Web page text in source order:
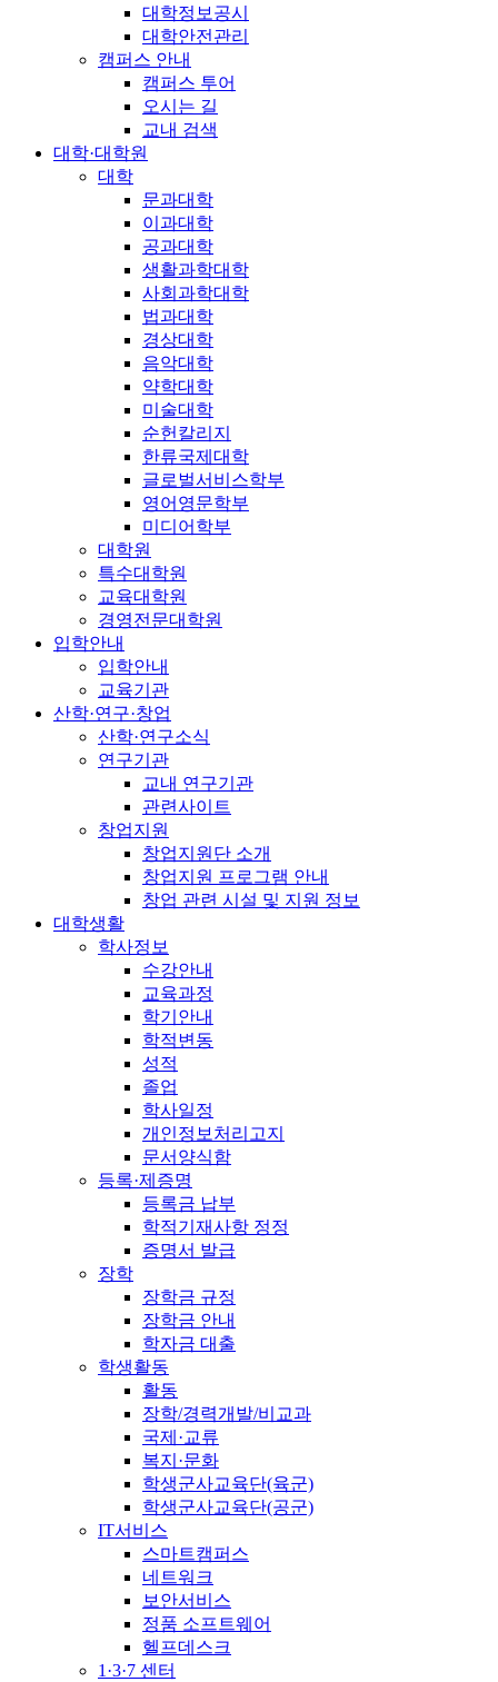
대학정보공시
대학안전관리
캠퍼스 안내
캠퍼스 투어
오시는 길
교내 검색
대학·대학원
대학
문과대학
이과대학
공과대학
생활과학대학
사회과학대학
법과대학
경상대학
음악대학
약학대학
미술대학
순헌칼리지
한류국제대학
글로벌서비스학부
영어영문학부
미디어학부
대학원
특수대학원
교육대학원
경영전문대학원
입학안내
입학안내
교육기관
산학·연구·창업
산학·연구소식
연구기관
교내 연구기관
관련사이트
창업지원
창업지원단 소개
창업지원 프로그램 안내
창업 관련 시설 및 지원 정보
대학생활
학사정보
수강안내
교육과정
학기안내
학적변동
성적
졸업
학사일정
개인정보처리고지
문서양식함
등록·제증명
등록금 납부
학적기재사항 정정
증명서 발급
장학
장학금 규정
장학금 안내
학자금 대출
학생활동
활동
장학/경력개발/비교과
국제·교류
복지·문화
학생군사교육단(육군)
학생군사교육단(공군)
IT서비스
스마트캠퍼스
네트워크
보안서비스
정품 소프트웨어
헬프데스크
1·3·7 센터